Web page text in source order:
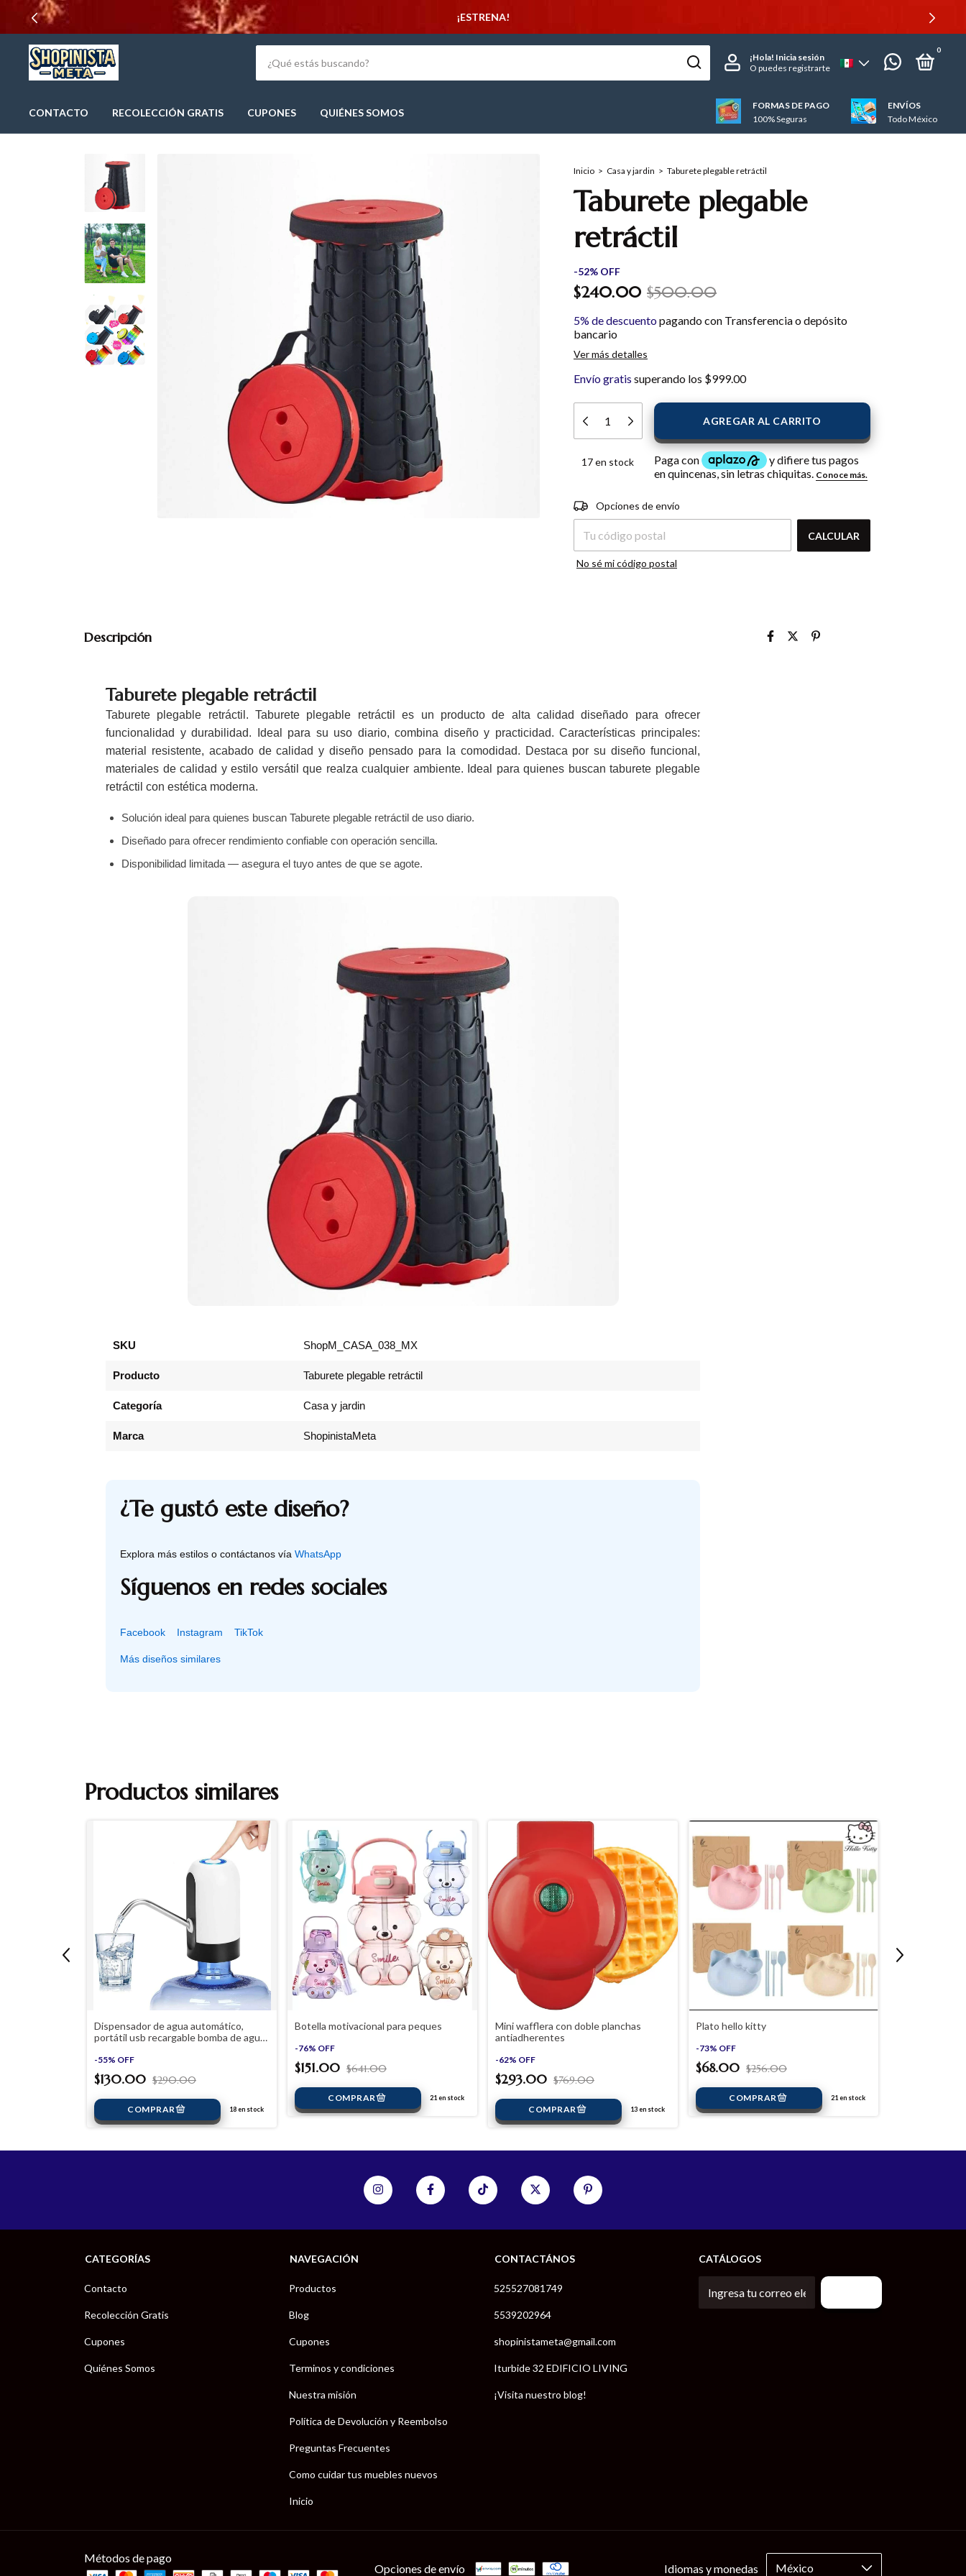
¡ESTRENA!
¡Hola! Inicia sesión
O puedes registrarte
0
CONTACTO RECOLECCIÓN GRATIS CUPONES QUIÉNES SOMOS
FORMAS DE PAGO
100% Seguras
ENVÍOS
Todo México
Inicio > Casa y jardin > Taburete plegable retráctil
Taburete plegable
retráctil
-52% OFF
$240.00 $500.00
5% de descuentopagando con Transferencia o depósito
bancario
Ver más detalles
Envío gratis superando los $999.00
17en stock
Entregas para el CP:
Opciones de envío
CALCULAR
No sé mi código postal
Descripción
Taburete plegable retráctil
Taburete plegable retráctil. Taburete plegable retráctil es un producto de alta calidad diseñado para ofrecer
funcionalidad y durabilidad. Ideal para su uso diario, combina diseño y practicidad. Características principales:
material resistente, acabado de calidad y diseño pensado para la comodidad. Destaca por su diseño funcional,
materiales de calidad y estilo versátil que realza cualquier ambiente. Ideal para quienes buscan taburete plegable
retráctil con estética moderna.
Solución ideal para quienes buscan Taburete plegable retráctil de uso diario.
Diseñado para ofrecer rendimiento confiable con operación sencilla.
Disponibilidad limitada — asegura el tuyo antes de que se agote.
SKU ShopM_CASA_038_MX
Producto Taburete plegable retráctil
Categoría Casa y jardin
Marca ShopinistaMeta
¿Te gustó este diseño?
Explora más estilos o contáctanos vía WhatsApp
Síguenos en redes sociales
Facebook Instagram TikTok
Más diseños similares
Productos similares
Dispensador de agua automático,
portátil usb recargable bomba de agua
universal
-55% OFF
$130.00 $290.00
18en stock
Botella motivacional para peques
-76% OFF
$151.00 $641.00
21en stock
Mini wafflera con doble planchas
antiadherentes
-62% OFF
$293.00 $769.00
13en stock
Plato hello kitty
-73% OFF
$68.00 $256.00
21en stock
CATEGORÍAS
Contacto
Recolección Gratis
Cupones
Quiénes Somos
NAVEGACIÓN
Productos
Blog
Cupones
Terminos y condiciones
Nuestra misión
Política de Devolución y Reembolso
Preguntas Frecuentes
Como cuidar tus muebles nuevos
Inicio
CONTACTÁNOS
525527081749
5539202964
shopinistameta@gmail.com
Iturbide 32 EDIFICIO LIVING
¡Visita nuestro blog!
CATÁLOGOS
Métodos de pago
Opciones de envío Idiomas y monedas